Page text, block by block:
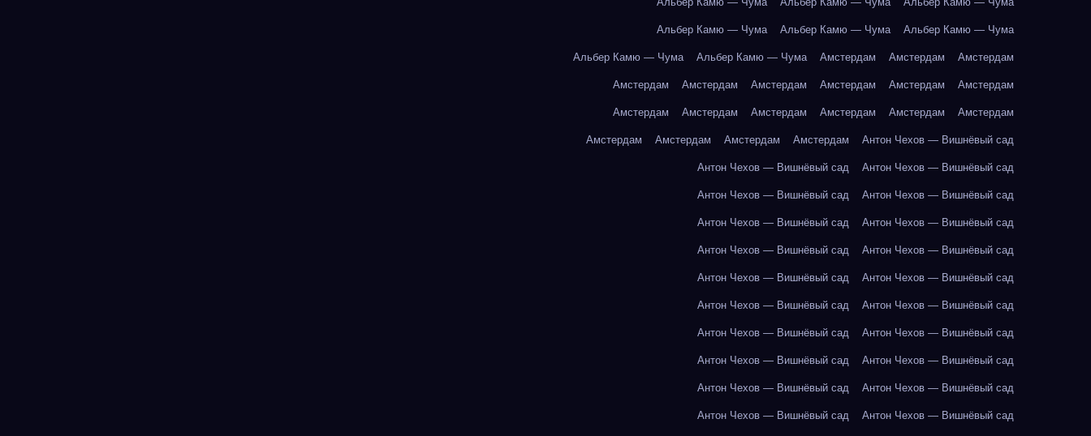
Альбер Камю — Чума Альбер Камю — Чума Альбер Камю — Чума
Альбер Камю — Чума Альбер Камю — Чума Амстердам Амстердам Амстердам
Амстердам Амстердам Амстердам Амстердам Амстердам Амстердам
Амстердам Амстердам Амстердам Амстердам Амстердам Амстердам
Амстердам Амстердам Амстердам Амстердам Антон Чехов — Вишнёвый сад
Антон Чехов — Вишнёвый сад Антон Чехов — Вишнёвый сад
Антон Чехов — Вишнёвый сад Антон Чехов — Вишнёвый сад
Антон Чехов — Вишнёвый сад Антон Чехов — Вишнёвый сад
Антон Чехов — Вишнёвый сад Антон Чехов — Вишнёвый сад
Антон Чехов — Вишнёвый сад Антон Чехов — Вишнёвый сад
Антон Чехов — Вишнёвый сад Антон Чехов — Вишнёвый сад
Антон Чехов — Вишнёвый сад Антон Чехов — Вишнёвый сад
Антон Чехов — Вишнёвый сад Антон Чехов — Вишнёвый сад
Антон Чехов — Вишнёвый сад Антон Чехов — Вишнёвый сад
Антон Чехов — Вишнёвый сад Антон Чехов — Вишнёвый сад